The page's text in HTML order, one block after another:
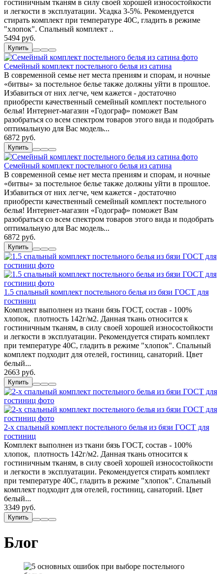
гостиничным тканям в силу своей хорошей износостойкости
и легкости в эксплуатации. Усадка 3-5%. Рекомендуется
стирать комплект при температуре 40С, гладить в режиме
"хлопок". Спальный комплект ..
5494 руб.
Купить
Семейный комплект постельного белья из сатина
В современной семье нет места прениям и спорам, и ночные
«битвы» за постельное белье также должны уйти в прошлое.
Избавиться от них легче, чем кажется - достаточно
приобрести качественный семейный комплект постельного
белья! Интернет-магазин «Годограф» поможет Вам
разобраться со всем спектром товаров этого вида и подобрать
оптимальную для Вас модель...
6872 руб.
Купить
Семейный комплект постельного белья из сатина
В современной семье нет места прениям и спорам, и ночные
«битвы» за постельное белье также должны уйти в прошлое.
Избавиться от них легче, чем кажется - достаточно
приобрести качественный семейный комплект постельного
белья! Интернет-магазин «Годограф» поможет Вам
разобраться со всем спектром товаров этого вида и подобрать
оптимальную для Вас модель...
6872 руб.
Купить
1.5 спальный комплект постельного белья из бязи ГОСТ для
гостиниц
Комплект выполнен из ткани бязь ГОСТ, состав - 100%
хлопок, плотность 142г/м2. Данная ткань относится к
гостиничным тканям, в силу своей хорошей износостойкости
и легкости в эксплуатации. Рекомендуется стирать комплект
при температуре 40С, гладить в режиме "хлопок". Спальный
комплект подходит для отелей, гостиниц, санаторий. Цвет
белый...
2663 руб.
Купить
2-х спальный комплект постельного белья из бязи ГОСТ для
гостиниц
Комплект выполнен из ткани бязь ГОСТ, состав - 100%
хлопок, плотность 142г/м2. Данная ткань относится к
гостиничным тканям, в силу своей хорошей износостойкости
и легкости в эксплуатации. Рекомендуется стирать комплект
при температуре 40С, гладить в режиме "хлопок". Спальный
комплект подходит для отелей, гостиниц, санаторий. Цвет
белый...
3349 руб.
Купить
Блог